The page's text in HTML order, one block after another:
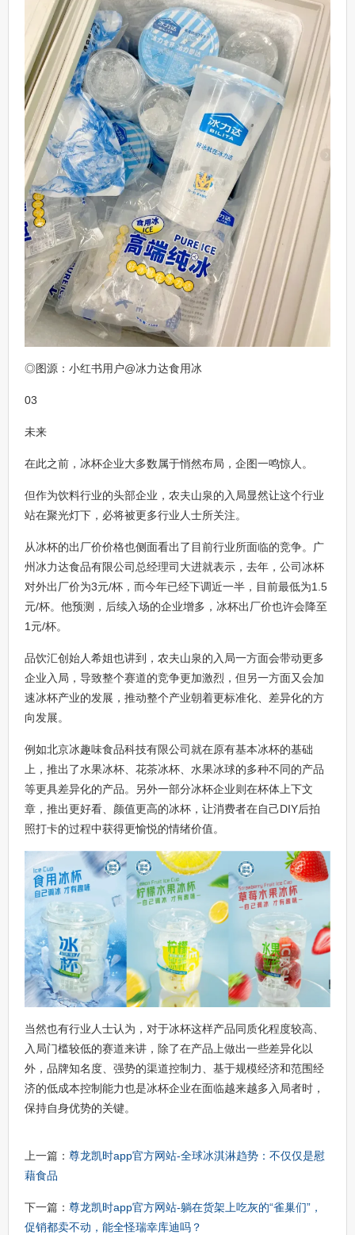
◎图源：小红书用户@冰力达食用冰
03
未来
在此之前，冰杯企业大多数属于悄然布局，企图一鸣惊人。
但作为饮料行业的头部企业，农夫山泉的入局显然让这个行业
站在聚光灯下，必将被更多行业人士所关注。
从冰杯的出厂价价格也侧面看出了目前行业所面临的竞争。广
州冰力达食品有限公司总经理司大进就表示，去年，公司冰杯
对外出厂价为3元/杯，而今年已经下调近一半，目前最低为1.5
元/杯。他预测，后续入场的企业增多，冰杯出厂价也许会降至
1元/杯。
品饮汇创始人希姐也讲到，农夫山泉的入局一方面会带动更多
企业入局，导致整个赛道的竞争更加激烈，但另一方面又会加
速冰杯产业的发展，推动整个产业朝着更标准化、差异化的方
向发展。
例如北京冰趣味食品科技有限公司就在原有基本冰杯的基础
上，推出了水果冰杯、花茶冰杯、水果冰球的多种不同的产品
等更具差异化的产品。另外一部分冰杯企业则在杯体上下文
章，推出更好看、颜值更高的冰杯，让消费者在自己DIY后拍
照打卡的过程中获得更愉悦的情绪价值。
当然也有行业人士认为，对于冰杯这样产品同质化程度较高、
入局门槛较低的赛道来讲，除了在产品上做出一些差异化以
外，品牌知名度、强势的渠道控制力、基于规模经济和范围经
济的低成本控制能力也是冰杯企业在面临越来越多入局者时，
保持自身优势的关键。
上一篇： 尊龙凯时app官方网站-全球冰淇淋趋势：不仅仅是慰
藉食品
下一篇： 尊龙凯时app官方网站-躺在货架上吃灰的“雀巢们”，
促销都卖不动，能全怪瑞幸库迪吗？